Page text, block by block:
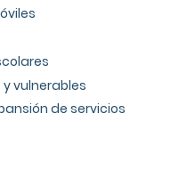
vulnerables
de servicios